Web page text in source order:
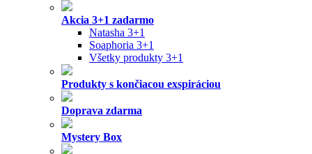
Akcia 3+1 zadarmo
Natasha 3+1
Soaphoria 3+1
Všetky produkty 3+1
Produkty s končiacou exspiráciou
Doprava zdarma
Mystery Box